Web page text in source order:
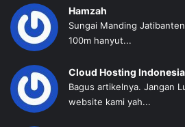
Hamzah
Sungai Manding
100m hanyut...
Cloud Hosting Indonesia
Bagus artikelnya. Jangan
website kami yah...